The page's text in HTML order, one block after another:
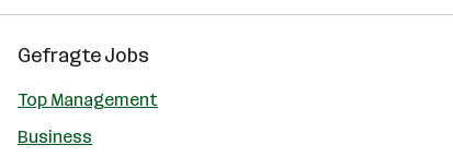
Gefragte Jobs
Top Management
Business